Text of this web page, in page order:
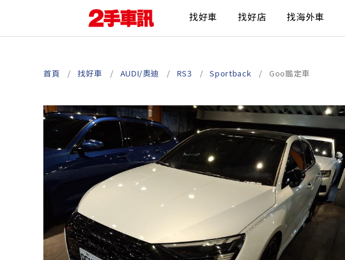
找好車 找好店 找海外車
首頁 找好車 AUDI/奧迪 RS3 Sportback Goo鑑定車